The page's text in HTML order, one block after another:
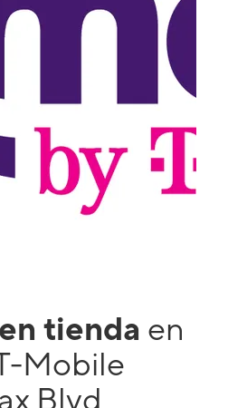
tienda en
Mobile
Blvd